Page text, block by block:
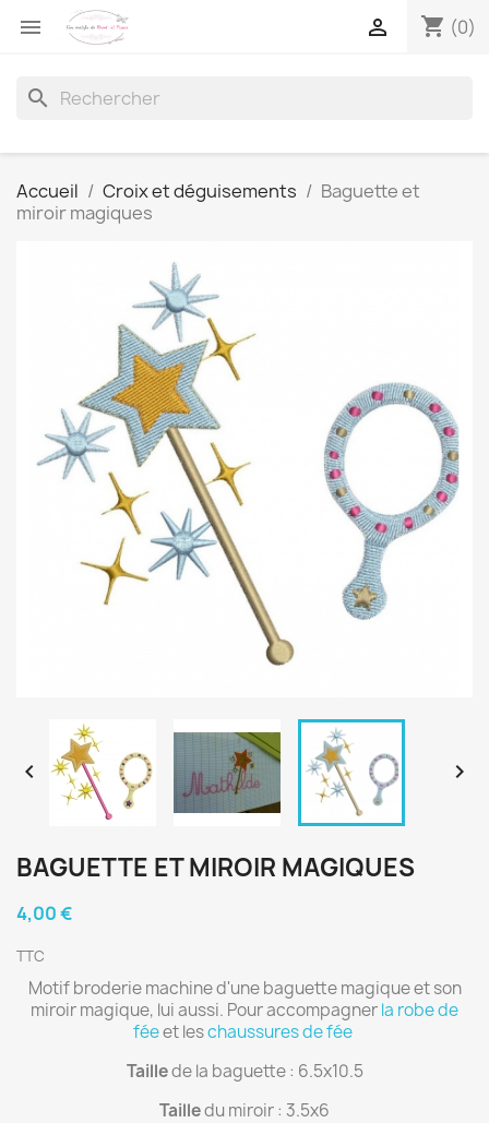
 shopping_cart (0)

search
Accueil Croix et déguisements
Baguette et
miroir magiques
 
BAGUETTE ET MIROIR MAGIQUES
4,00 €
TTC
Motif broderie machine d'une baguette magique et son
miroir magique, lui aussi. Pour accompagnerla robe de
féeet leschaussures de fée
Taillede la baguette : 6.5x10.5
Tailledu miroir : 3.5x6